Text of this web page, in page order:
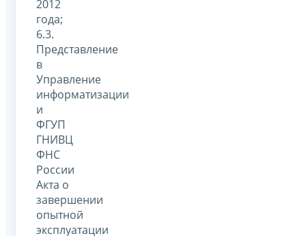
2012
года;
6.3.
Представление
в
Управление
информатизации
и
ФГУП
ГНИВЦ
ФНС
России
Акта о
завершении
опытной
эксплуатации